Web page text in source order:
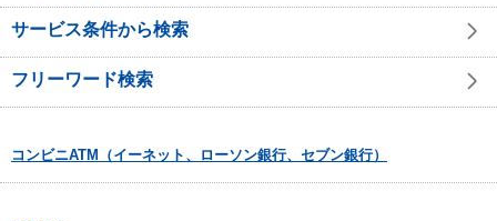
サービス条件から検索
フリーワード検索
コンビニATM（イーネット、ローソン銀行、セブン銀行）